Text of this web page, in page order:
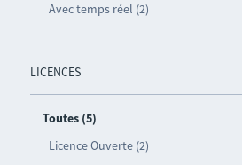
Avec temps réel (2)
LICENCES
Toutes (5)
Licence Ouverte (2)